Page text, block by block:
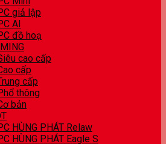
giả lập
AI
đồ hoạ
cao cấp
cấp
cấp
thông
bản
HÙNG PHÁT Relaw
HÙNG PHÁT Eagle S